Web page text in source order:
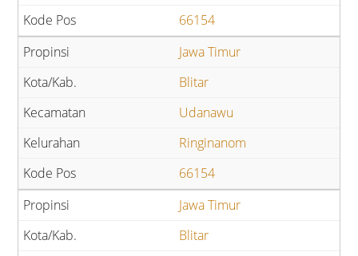
66154
Jawa Timur
Blitar
Udanawu
Ringinanom
66154
Jawa Timur
Blitar